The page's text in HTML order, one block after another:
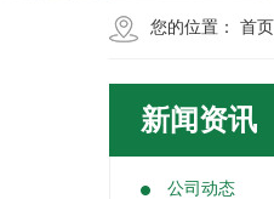
您的位置： 首页
新闻资讯
公司动态